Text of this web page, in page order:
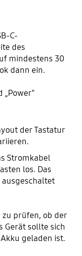
C-
des
mindestens 30
dann ein.
„Power"
der Tastatur
Stromkabel
los. Das
zu prüfen, ob der
Gerät sollte sich
geladen ist.